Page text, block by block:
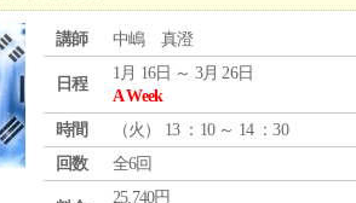
講師 中嶋 真澄
日程
1月 16日 ～ 3月 26日
A Week
時間
（火 ） 13 ：10 ～ 14 ：30
回数
全6回
25,740円